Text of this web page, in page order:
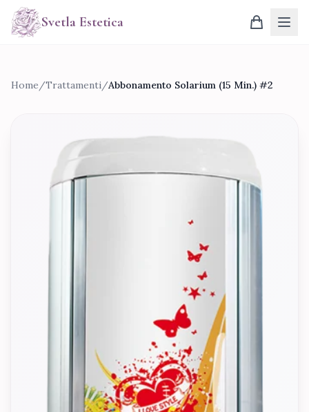
Svetla Estetica
Contatti
Accedi
Home/Trattamenti/Abbonamento Solarium (15 Min.) #2